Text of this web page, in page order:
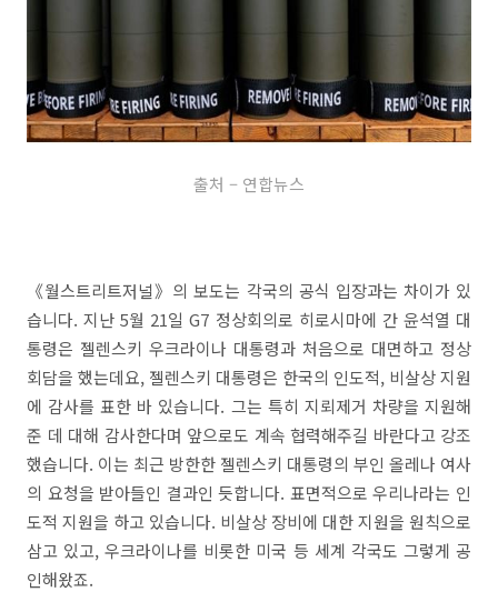
출처 – 연합뉴스
《월스트리트저널》의 보도는 각국의 공식 입장과는 차이가 있
습니다. 지난 5월 21일 G7 정상회의로 히로시마에 간 윤석열 대
통령은 젤렌스키 우크라이나 대통령과 처음으로 대면하고 정상
회담을 했는데요, 젤렌스키 대통령은 한국의 인도적, 비살상 지원
에 감사를 표한 바 있습니다. 그는 특히 지뢰제거 차량을 지원해
준 데 대해 감사한다며 앞으로도 계속 협력해주길 바란다고 강조
했습니다. 이는 최근 방한한 젤렌스키 대통령의 부인 올레나 여사
의 요청을 받아들인 결과인 듯합니다. 표면적으로 우리나라는 인
도적 지원을 하고 있습니다. 비살상 장비에 대한 지원을 원칙으로
삼고 있고, 우크라이나를 비롯한 미국 등 세계 각국도 그렇게 공
인해왔죠.